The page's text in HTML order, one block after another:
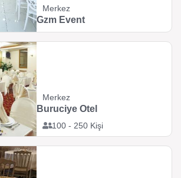
Merkez
Gzm Event
Merkez
100 - 250 Kişi
Buruciye Otel